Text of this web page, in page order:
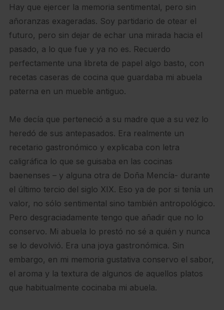
Hay que ejercer la memoria sentimental, pero sin
añoranzas exageradas. Soy partidario de otear el
futuro, pero sin dejar de echar una mirada hacia el
pasado, a lo que fue y ya no es. Recuerdo
perfectamente una libreta de papel algo basto, con
recetas caseras de cocina que guardaba mi abuela
paterna en un mueble antiguo.
Me decía que perteneció a su madre que a su vez lo
heredó de sus antepasados. Era realmente un
recetario gastronómico y explicaba con letra
caligráfica lo que se guisaba en las cocinas
baenenses – y alguna otra de Doña Mencía- durante
el último tercio del siglo XIX. Eso ya de por si tenía un
valor, no sólo sentimental sino también antropológico.
Pero desgraciadamente tengo que añadir que no lo
conservo. Mi abuela lo prestó no sé a quién y nunca
se lo devolvió. Era una joya gastronómica. Sin
embargo, en mi memoria gustativa conservo el sabor,
el aroma y la textura de algunos de aquellos platos
que habitualmente cocinaba mi abuela.